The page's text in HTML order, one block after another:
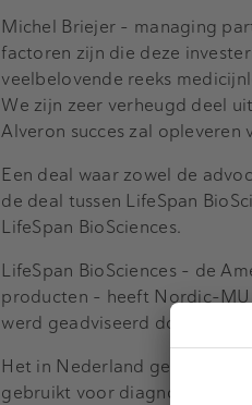
Michel Briejer – managing
factoren zijn die deze
veelbelovende reeks
We zijn zeer verheugd deel
Alveron succes zal opleveren
Een deal waar zowel de
de deal tussen LifeSpan
LifeSpan BioSciences.
LifeSpan BioSciences – de
producten – heeft Nordic-
werd geadviseerd door
Het in Nederland gevestigde
gebruikt voor diagnostiek in